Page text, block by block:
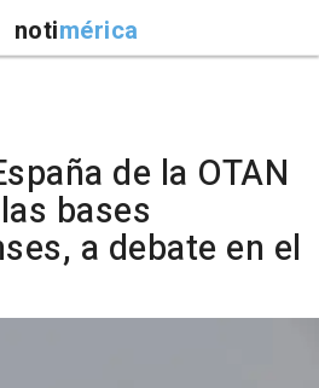
notimérica
de la OTAN
bases
a debate en el